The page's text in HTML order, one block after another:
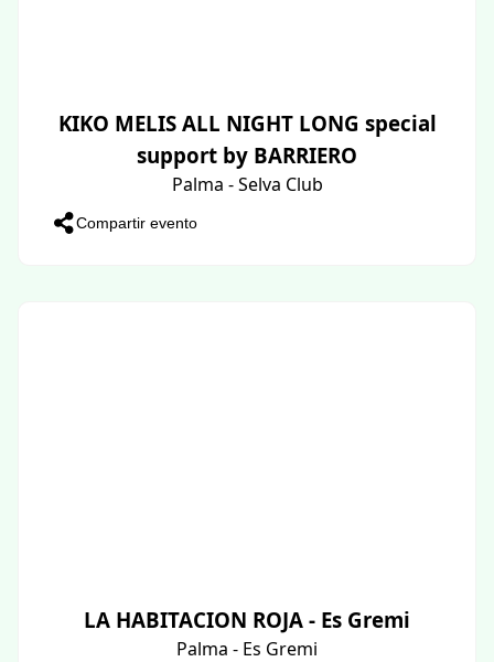
KIKO MELIS ALL NIGHT LONG special
support by BARRIERO
Palma - Selva Club
Compartir evento
LA HABITACION ROJA - Es Gremi
Palma - Es Gremi